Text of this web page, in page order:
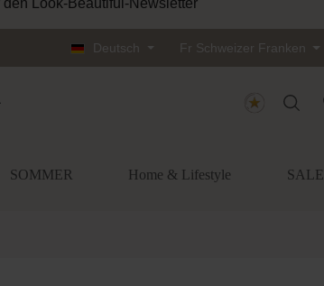
Look-Beautiful-Newsletter
Deutsch Fr Schweizer Franken
SOMMER Home & Lifestyle SALE